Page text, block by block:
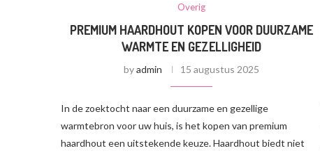
Overig
PREMIUM HAARDHOUT KOPEN VOOR DUURZAME
WARMTE EN GEZELLIGHEID
byadmin 15 augustus 2025
In de zoektocht naar een duurzame en gezellige
warmtebron voor uw huis, is het kopen van premium
haardhout een uitstekende keuze. Haardhout biedt niet